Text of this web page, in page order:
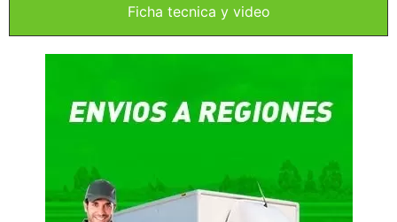
Ficha tecnica y video